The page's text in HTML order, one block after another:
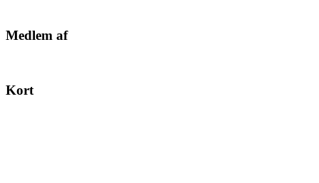
Medlem af
Kort